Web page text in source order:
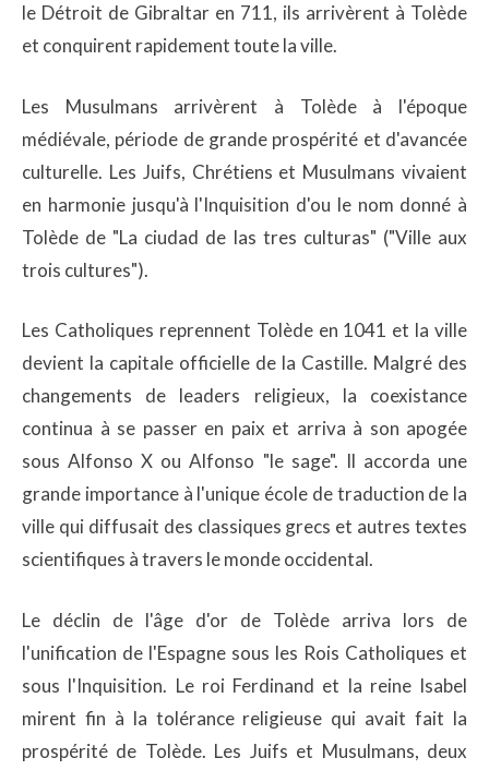
le Détroit de Gibraltar en 711, ils arrivèrent à Tolède
et conquirent rapidement toute la ville.
Les Musulmans arrivèrent à Tolède à l'époque
médiévale, période de grande prospérité et d'avancée
culturelle. Les Juifs, Chrétiens et Musulmans vivaient
en harmonie jusqu'à l'Inquisition d'ou le nom donné à
Tolède de "La ciudad de las tres culturas" ("Ville aux
trois cultures").
Les Catholiques reprennent Tolède en 1041 et la ville
devient la capitale officielle de la Castille. Malgré des
changements de leaders religieux, la coexistance
continua à se passer en paix et arriva à son apogée
sous Alfonso X ou Alfonso "le sage". Il accorda une
grande importance à l'unique école de traduction de la
ville qui diffusait des classiques grecs et autres textes
scientifiques à travers le monde occidental.
Le déclin de l'âge d'or de Tolède arriva lors de
l'unification de l'Espagne sous les Rois Catholiques et
sous l'Inquisition. Le roi Ferdinand et la reine Isabel
mirent fin à la tolérance religieuse qui avait fait la
prospérité de Tolède. Les Juifs et Musulmans, deux